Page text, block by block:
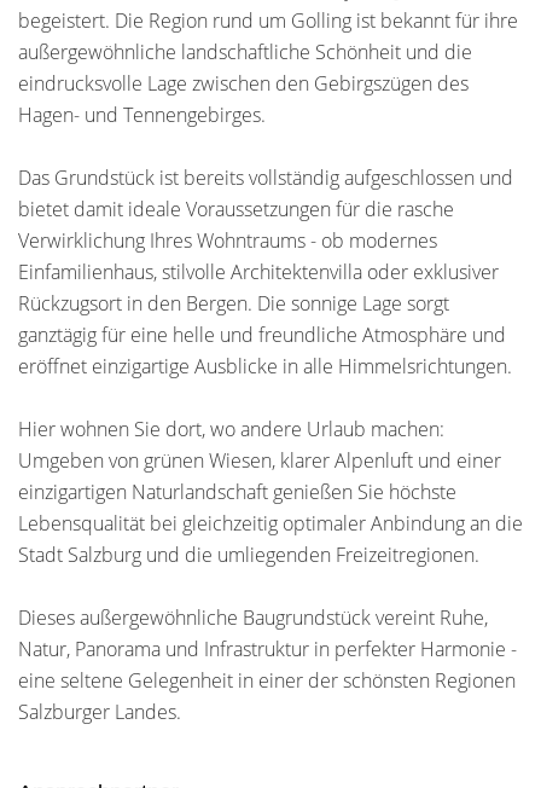
begeistert. Die Region rund um Golling ist bekannt für ihre
außergewöhnliche landschaftliche Schönheit und die
eindrucksvolle Lage zwischen den Gebirgszügen des
Hagen- und Tennengebirges.
Das Grundstück ist bereits vollständig aufgeschlossen und
bietet damit ideale Voraussetzungen für die rasche
Verwirklichung Ihres Wohntraums - ob modernes
Einfamilienhaus, stilvolle Architektenvilla oder exklusiver
Rückzugsort in den Bergen. Die sonnige Lage sorgt
ganztägig für eine helle und freundliche Atmosphäre und
eröffnet einzigartige Ausblicke in alle Himmelsrichtungen.
Hier wohnen Sie dort, wo andere Urlaub machen:
Umgeben von grünen Wiesen, klarer Alpenluft und einer
einzigartigen Naturlandschaft genießen Sie höchste
Lebensqualität bei gleichzeitig optimaler Anbindung an die
Stadt Salzburg und die umliegenden Freizeitregionen.
Dieses außergewöhnliche Baugrundstück vereint Ruhe,
Natur, Panorama und Infrastruktur in perfekter Harmonie -
eine seltene Gelegenheit in einer der schönsten Regionen
Salzburger Landes.